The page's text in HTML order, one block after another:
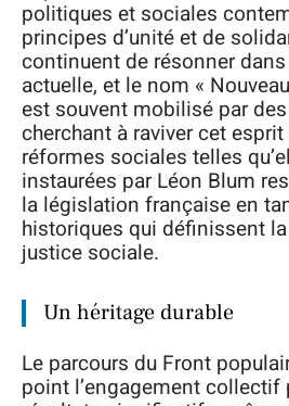
politiques et sociales
principes d’unité et de
continuent de résonner
actuelle, et le nom «
est souvent mobilisé par
cherchant à raviver cet
réformes sociales telles
instaurées par Léon Blum
la législation française en
historiques qui définissent
justice sociale.
Un héritage durable
Le parcours du Front
point l’engagement collectif